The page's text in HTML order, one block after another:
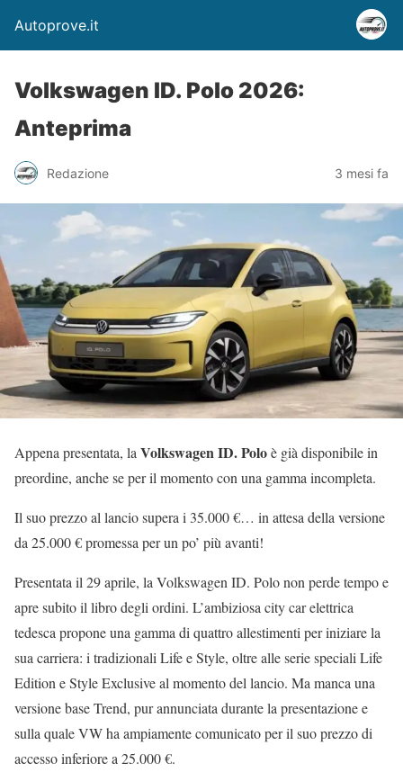
Autoprove.it
Volkswagen ID. Polo 2026:
Anteprima
Redazione 3 mesi fa
Appena presentata, la Volkswagen ID. Poloè già disponibile in
preordine, anche se per il momento con una gamma incompleta.
Il suo prezzo al lancio supera i 35.000 €… in attesa della versione
da 25.000 € promessa per un po’ più avanti!
Presentata il 29 aprile, la Volkswagen ID. Polo non perde tempo e
apre subito il libro degli ordini. L’ambiziosa city car elettrica
tedesca propone una gamma di quattro allestimenti per iniziare la
sua carriera: i tradizionali Life e Style, oltre alle serie speciali Life
Edition e Style Exclusive al momento del lancio. Ma manca una
versione base Trend, pur annunciata durante la presentazione e
sulla quale VW ha ampiamente comunicato per il suo prezzo di
accesso inferiore a 25.000 €.